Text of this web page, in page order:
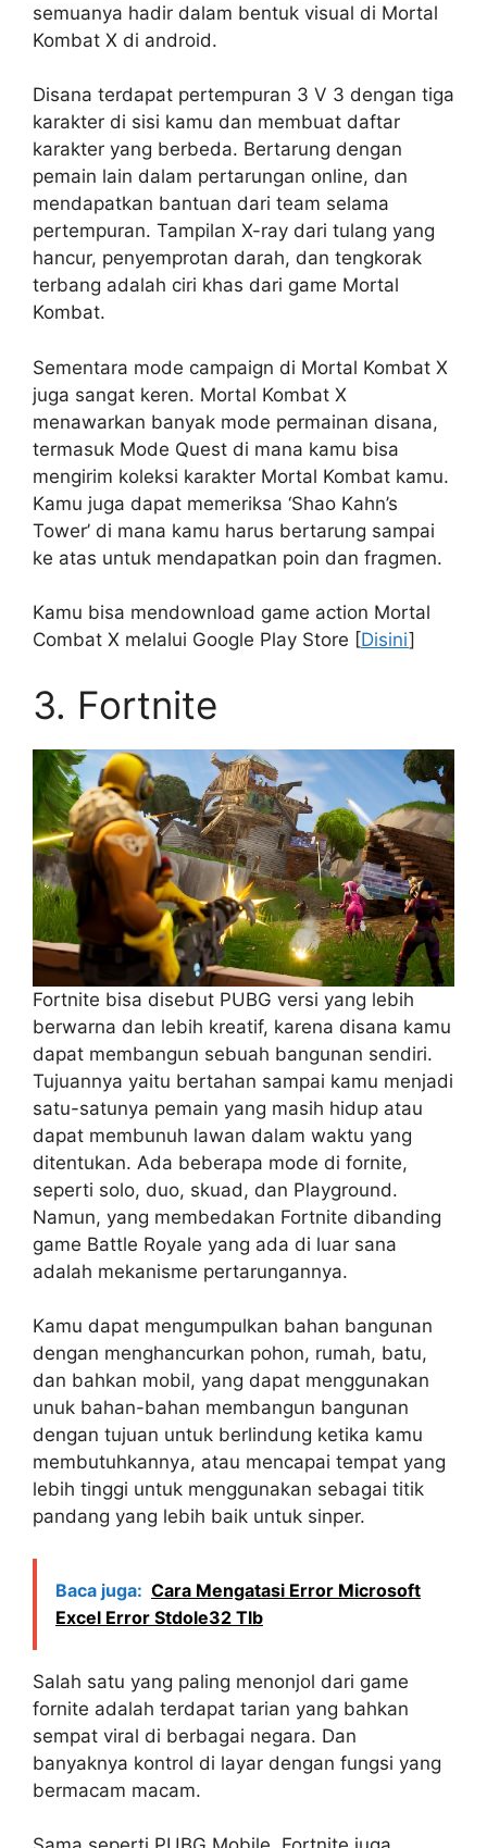
semuanya hadir dalam bentuk visual di Mortal
Kombat X di android.
Disana terdapat pertempuran 3 V 3 dengan tiga
karakter di sisi kamu dan membuat daftar
karakter yang berbeda. Bertarung dengan
pemain lain dalam pertarungan online, dan
mendapatkan bantuan dari team selama
pertempuran. Tampilan X-ray dari tulang yang
hancur, penyemprotan darah, dan tengkorak
terbang adalah ciri khas dari game Mortal
Kombat.
Sementara mode campaign di Mortal Kombat X
juga sangat keren. Mortal Kombat X
menawarkan banyak mode permainan disana,
termasuk Mode Quest di mana kamu bisa
mengirim koleksi karakter Mortal Kombat kamu.
Kamu juga dapat memeriksa ‘Shao Kahn’s
Tower’ di mana kamu harus bertarung sampai
ke atas untuk mendapatkan poin dan fragmen.
Kamu bisa mendownload game action Mortal
Combat X melalui Google Play Store [Disini]
3. Fortnite
Fortnite bisa disebut PUBG versi yang lebih
berwarna dan lebih kreatif, karena disana kamu
dapat membangun sebuah bangunan sendiri.
Tujuannya yaitu bertahan sampai kamu menjadi
satu-satunya pemain yang masih hidup atau
dapat membunuh lawan dalam waktu yang
ditentukan. Ada beberapa mode di fornite,
seperti solo, duo, skuad, dan Playground.
Namun, yang membedakan Fortnite dibanding
game Battle Royale yang ada di luar sana
adalah mekanisme pertarungannya.
Kamu dapat mengumpulkan bahan bangunan
dengan menghancurkan pohon, rumah, batu,
dan bahkan mobil, yang dapat menggunakan
unuk bahan-bahan membangun bangunan
dengan tujuan untuk berlindung ketika kamu
membutuhkannya, atau mencapai tempat yang
lebih tinggi untuk menggunakan sebagai titik
pandang yang lebih baik untuk sinper.
Baca juga: Cara Mengatasi Error Microsoft
Excel Error Stdole32 Tlb
Salah satu yang paling menonjol dari game
fornite adalah terdapat tarian yang bahkan
sempat viral di berbagai negara. Dan
banyaknya kontrol di layar dengan fungsi yang
bermacam macam.